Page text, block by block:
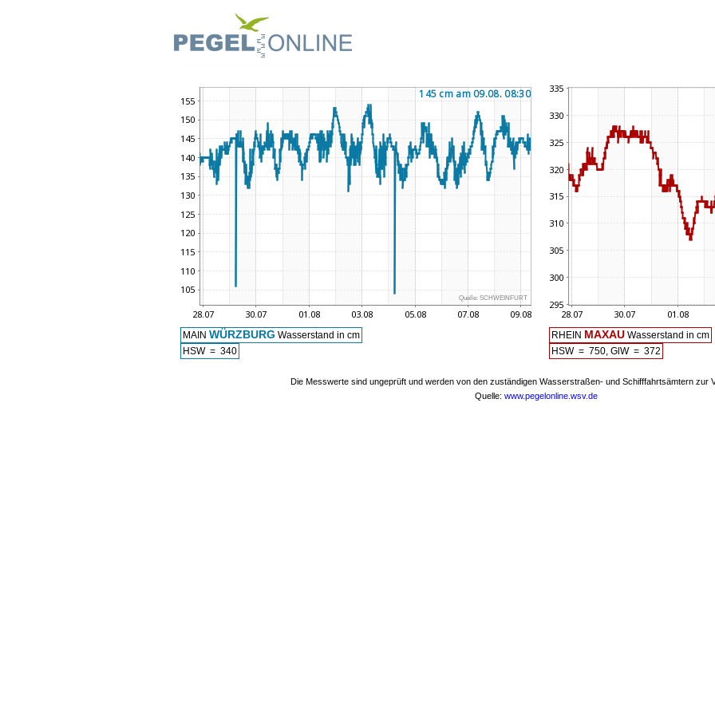
Quelle: SCHWEINFURT
MAIN WÜRZBURG Wasserstand in cm
HSW = 340
RHEIN MAXAU Wasserstand in cm
HSW = 750, GlW = 372
Die Messwerte sind ungeprüft und werden von den zuständigen Wasserstraßen- und Schifffahrtsämtern zur
Quelle: www.pegelonline.wsv.de